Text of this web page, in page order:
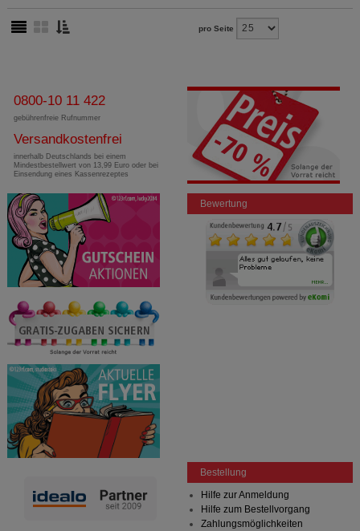
pro Seite
0800-10 11 422
gebührenfreie Rufnummer
Versandkostenfrei
innerhalb Deutschlands bei einem
Mindestbestellwert von 13,99 Euro oder bei
Einsendung eines Kassenrezeptes
Bewertung
Bestellung
Hilfe zur Anmeldung
Hilfe zum Bestellvorgang
Zahlungsmöglichkeiten